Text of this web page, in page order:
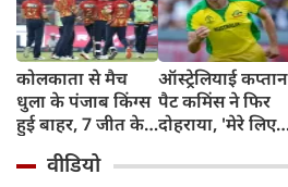
कोलकाता से मैच
धुला के पंजाब किंग्स
हुई बाहर, 7 जीत के
ऑस्ट्रेलियाई कप्तान
पैट कमिंस ने फिर
दोहराया, 'मेरे लिए
वीडियो